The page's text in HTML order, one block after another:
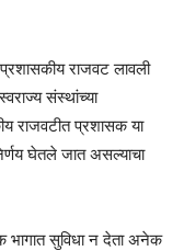
राजवट लावली
संस्थांच्या
राजवटीत प्रशासक या
घेतले जात असल्याचा
भागात सुविधा न देता अनेक